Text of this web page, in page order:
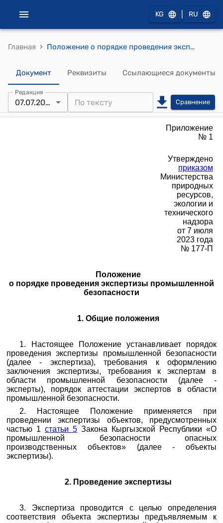
KG RU
Главная › Положение о порядке проведения экспертизы промышленной безопасности (к приказу Министерства природных ресурсов, экологии и технического надзора от 7 июля 2023 года № 177-П)
Документ Реквизиты Ссылающиеся документы
Редакция
07.07.2023 Сравнение